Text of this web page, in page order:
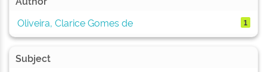
Oliveira, Clarice Gomes de
1
Subject